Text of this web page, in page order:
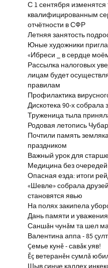
С 1 сентября изменятся
квалифицированным
отчётности в СФР
Летняя занятость
Юные художники
«Ибреси _ в сердце
Рассылка налоговых
лицам будет
правилам
Профилактика
Дискотека 90-х собрала
Труженица тыла
Родовая летопись
Почтили память
праздником
Важный урок для
Медицина без очередей
Опасная езда: итоги
«Шевле» собрала
становятся явью
На полях закипела
Дань памяти и
Саншăн чунăм та шел
Валентина аппа - 85
Çемье кунĕ - савăк уяв!
Ĕç ветеранĕн сумлă